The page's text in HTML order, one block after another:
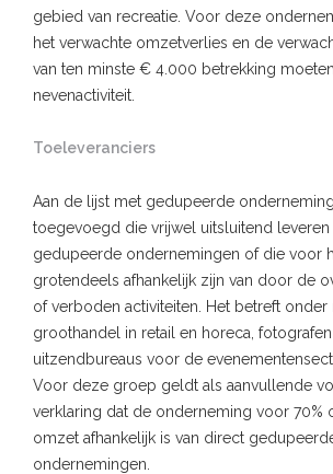
gebied van recreatie. Voor deze
het verwachte omzetverlies en de
van ten minste € 4.000 betrekking
nevenactiviteit.
Toeleveranciers
Aan de lijst met gedupeerde
toegevoegd die vrijwel uitsluitend leveren
gedupeerde ondernemingen of die voor
grotendeels afhankelijk zijn van door de
of verboden activiteiten. Het betreft onder
groothandel in retail en horeca,
uitzendbureaus voor de
Voor deze groep geldt als aanvullende
verklaring dat de onderneming voor 70%
omzet afhankelijk is van direct
ondernemingen.